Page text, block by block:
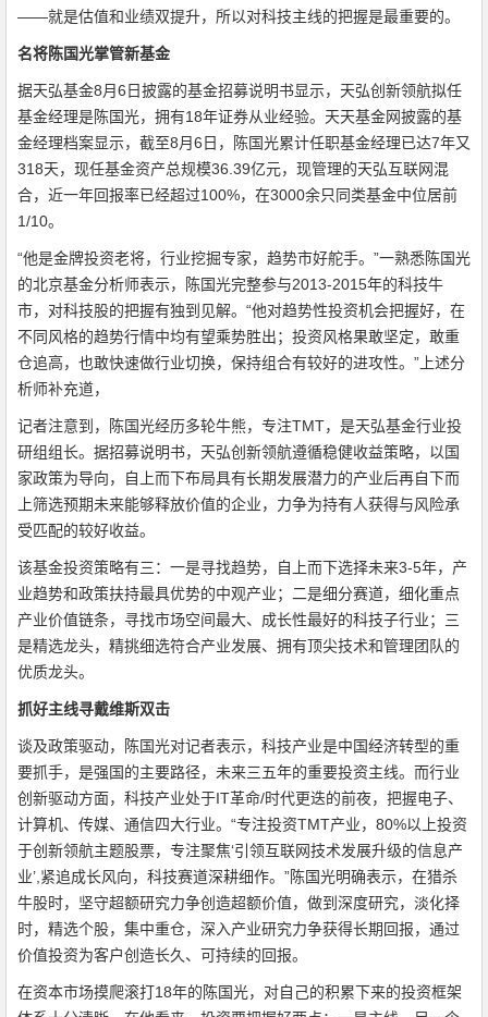
——就是估值和业绩双提升，所以对科技主线的把握是最重要的。
名将陈国光掌管新基金
据天弘基金8月6日披露的基金招募说明书显示，天弘创新领航拟任
基金经理是陈国光，拥有18年证券从业经验。天天基金网披露的基
金经理档案显示，截至8月6日，陈国光累计任职基金经理已达7年又
318天，现任基金资产总规模36.39亿元，现管理的天弘互联网混
合，近一年回报率已经超过100%，在3000余只同类基金中位居前
1/10。
“他是金牌投资老将，行业挖掘专家，趋势市好舵手。”一熟悉陈国光
的北京基金分析师表示，陈国光完整参与2013-2015年的科技牛
市，对科技股的把握有独到见解。“他对趋势性投资机会把握好，在
不同风格的趋势行情中均有望乘势胜出；投资风格果敢坚定，敢重
仓追高，也敢快速做行业切换，保持组合有较好的进攻性。”上述分
析师补充道，
记者注意到，陈国光经历多轮牛熊，专注TMT，是天弘基金行业投
研组组长。据招募说明书，天弘创新领航遵循稳健收益策略，以国
家政策为导向，自上而下布局具有长期发展潜力的产业后再自下而
上筛选预期未来能够释放价值的企业，力争为持有人获得与风险承
受匹配的较好收益。
该基金投资策略有三：一是寻找趋势，自上而下选择未来3-5年，产
业趋势和政策扶持最具优势的中观产业；二是细分赛道，细化重点
产业价值链条，寻找市场空间最大、成长性最好的科技子行业；三
是精选龙头，精挑细选符合产业发展、拥有顶尖技术和管理团队的
优质龙头。
抓好主线寻戴维斯双击
谈及政策驱动，陈国光对记者表示，科技产业是中国经济转型的重
要抓手，是强国的主要路径，未来三五年的重要投资主线。而行业
创新驱动方面，科技产业处于IT革命/时代更迭的前夜，把握电子、
计算机、传媒、通信四大行业。“专注投资TMT产业，80%以上投资
于创新领航主题股票，专注聚焦‘引领互联网技术发展升级的信息产
业’,紧追成长风向，科技赛道深耕细作。”陈国光明确表示，在猎杀
牛股时，坚守超额研究力争创造超额价值，做到深度研究，淡化择
时，精选个股，集中重仓，深入产业研究力争获得长期回报，通过
价值投资为客户创造长久、可持续的回报。
在资本市场摸爬滚打18年的陈国光，对自己的积累下来的投资框架